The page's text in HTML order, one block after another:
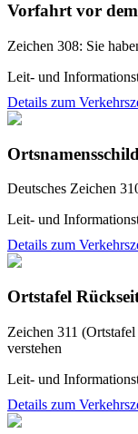
Vorfahrt vor
Zeichen 308: Sie
Leit- und
Details zum
Deutsches Zeichen
Leit- und
Details zum
Ortstafel
Zeichen 311
verstehen
Leit- und
Details zum